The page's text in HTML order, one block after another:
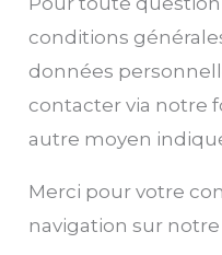
conditions
données
contacter via notre
autre moyen
Merci pour votre
navigation sur notre